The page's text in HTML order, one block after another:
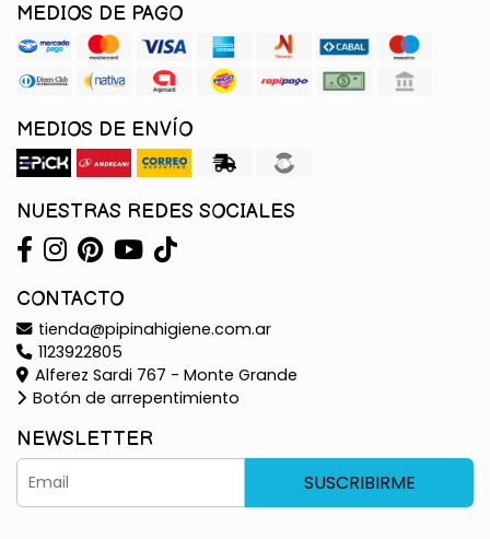
MEDIOS DE PAGO
MEDIOS DE ENVÍO
NUESTRAS REDES SOCIALES
CONTACTO
tienda@pipinahigiene.com.ar
1123922805
Alferez Sardi 767 - Monte Grande
Botón de arrepentimiento
NEWSLETTER
SUSCRIBIRME